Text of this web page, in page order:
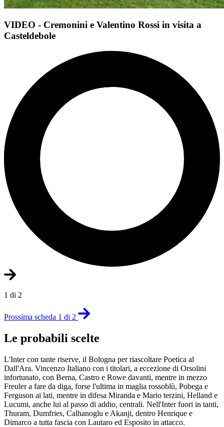
VIDEO - Cremonini e Valentino Rossi in visita a
Casteldebole
1 di 2
Prossima scheda 1 di 2
Le probabili scelte
L'Inter con tante riserve, il Bologna per riascoltare Poetica al
Dall'Ara. Vincenzo Italiano con i titolari, a eccezione di Orsolini
infortunato, con Berna, Castro e Rowe davanti, mentre in mezzo
Freuler a fare da diga, forse l'ultima in maglia rossoblù, Pobega e
Ferguson ai lati, mentre in difesa Miranda e Mario terzini, Helland e
Lucumi, anche lui al passo di addio, centrali. Nell'Inter fuori in tanti,
Thuram, Dumfries, Calhanoglu e Akanji, dentro Henrique e
Dimarco a tutta fascia con Lautaro ed Esposito in attacco.